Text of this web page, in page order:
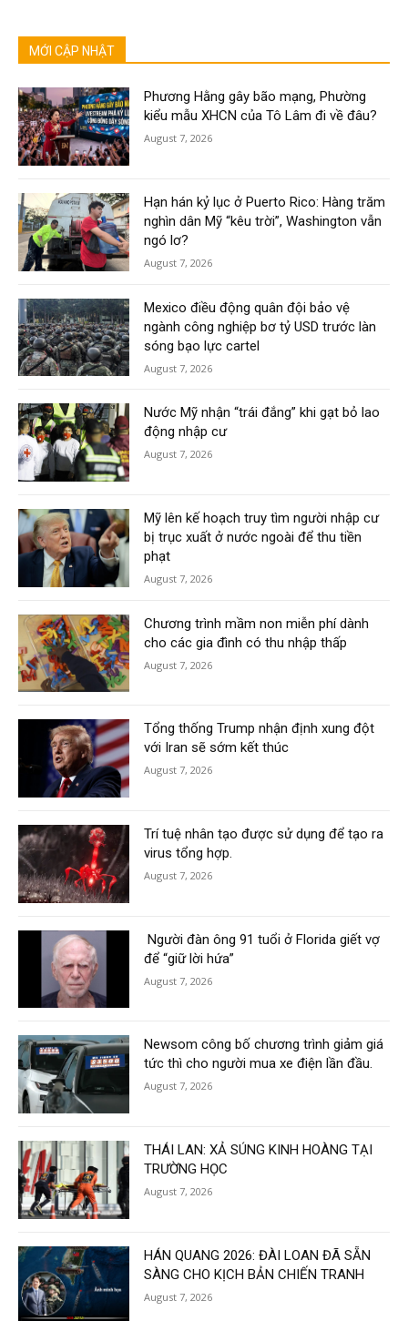
MỚI CẬP NHẬT
Phương Hằng gây bão mạng, Phường
kiểu mẫu XHCN của Tô Lâm đi về đâu?
August 7, 2026
Hạn hán kỷ lục ở Puerto Rico: Hàng trăm
nghìn dân Mỹ “kêu trời”, Washington vẫn
ngó lơ?
August 7, 2026
Mexico điều động quân đội bảo vệ
ngành công nghiệp bơ tỷ USD trước làn
sóng bạo lực cartel
August 7, 2026
Nước Mỹ nhận “trái đắng” khi gạt bỏ lao
động nhập cư
August 7, 2026
Mỹ lên kế hoạch truy tìm người nhập cư
bị trục xuất ở nước ngoài để thu tiền
phạt
August 7, 2026
Chương trình mầm non miễn phí dành
cho các gia đình có thu nhập thấp
August 7, 2026
Tổng thống Trump nhận định xung đột
với Iran sẽ sớm kết thúc
August 7, 2026
Trí tuệ nhân tạo được sử dụng để tạo ra
virus tổng hợp.
August 7, 2026
Người đàn ông 91 tuổi ở Florida giết vợ
để “giữ lời hứa”
August 7, 2026
Newsom công bố chương trình giảm giá
tức thì cho người mua xe điện lần đầu.
August 7, 2026
THÁI LAN: XẢ SÚNG KINH HOÀNG TẠI
TRƯỜNG HỌC
August 7, 2026
HÁN QUANG 2026: ĐÀI LOAN ĐÃ SẴN
SÀNG CHO KỊCH BẢN CHIẾN TRANH
August 7, 2026